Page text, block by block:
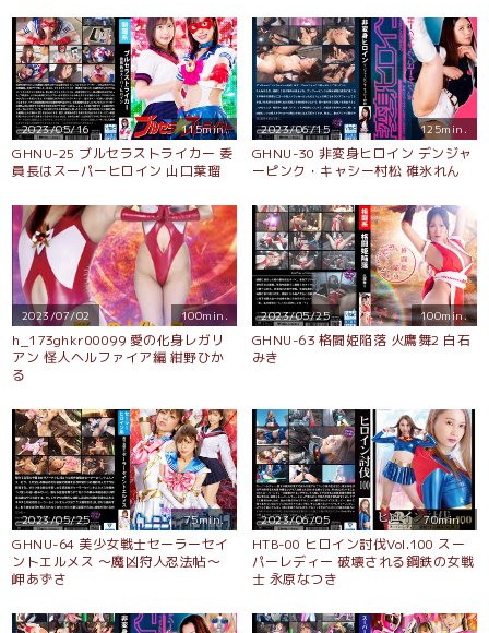
2023/05/16 115min.
GHNU-25 ブルセラストライカー 委
員長はスーパーヒロイン 山口葉瑠
2023/06/15 125min.
GHNU-30 非変身ヒロイン デンジャ
ーピンク・キャシー村松 碓氷れん
2023/07/02 100min.
h_173ghkr00099 愛の化身レガリ
アン 怪人ヘルファイア編 紺野ひか
る
2023/05/25 100min.
GHNU-63 格闘姫陥落 火鷹舞2 白石
みき
2023/05/25 75min.
GHNU-64 美少女戦士セーラーセイ
ントエルメス 〜魔凶狩人忍法帖〜
岬あずさ
2023/06/05 70min.
HTB-00 ヒロイン討伐Vol.100 スー
パーレディー 破壊される鋼鉄の女戦
士 永原なつき